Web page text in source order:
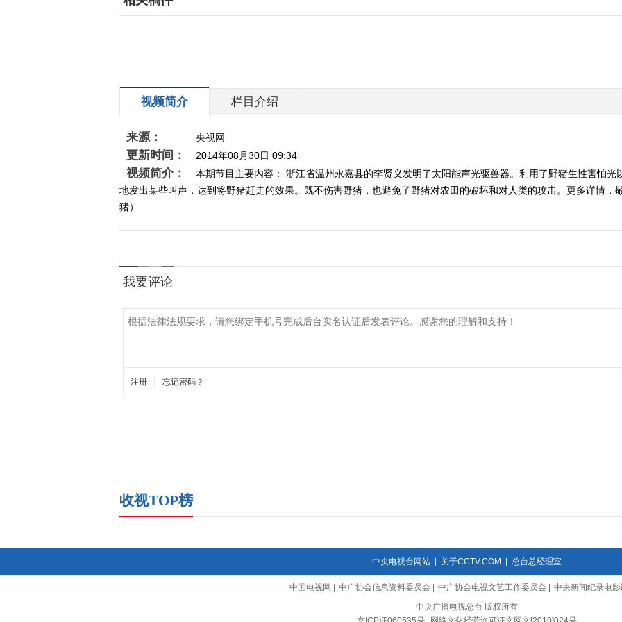
视频简介 栏目介绍
来源： 央视网
更新时间： 2014年08月30日 09:34
视频简介：
本期节目主要内容： 浙江省温州永嘉县的李贤义发明了太阳能声光驱兽器。利用了野猪生性害怕
地发出某些叫声，达到将野猪赶走的效果。既不伤害野猪，也避免了野猪对农田的破坏和对人类的攻击。更多详情
猪）
收视TOP榜
中央电视台网站| 关于CCTV.COM 总台总经理室
中国电视网 中广协会信息资料委员会 中广协会电视文艺工作委员会
中央新闻纪录电
中央广播电视总台 版权所有